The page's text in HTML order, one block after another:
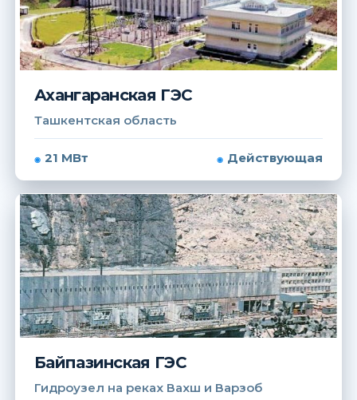
Ахангаранская ГЭС
Ташкентская область
21 МВт Действующая
Байпазинская ГЭС
Гидроузел на реках Вахш и Варзоб